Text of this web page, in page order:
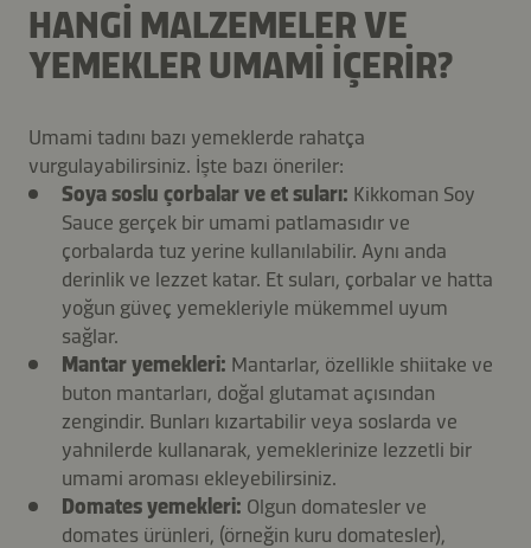
HANGI MALZEMELER VE
YEMEKLER UMAMI IÇERIR?
Umami tadını bazı yemeklerde rahatça
vurgulayabilirsiniz. İşte bazı öneriler:
Soya soslu çorbalar ve et suları: Kikkoman Soy
Sauce gerçek bir umami patlamasıdır ve
çorbalarda tuz yerine kullanılabilir. Aynı anda
derinlik ve lezzet katar. Et suları, çorbalar ve hatta
yoğun güveç yemekleriyle mükemmel uyum
sağlar.
Mantar yemekleri: Mantarlar, özellikle shiitake ve
buton mantarları, doğal glutamat açısından
zengindir. Bunları kızartabilir veya soslarda ve
yahnilerde kullanarak, yemeklerinize lezzetli bir
umami aroması ekleyebilirsiniz.
Domates yemekleri: Olgun domatesler ve
domates ürünleri, (örneğin kuru domatesler),